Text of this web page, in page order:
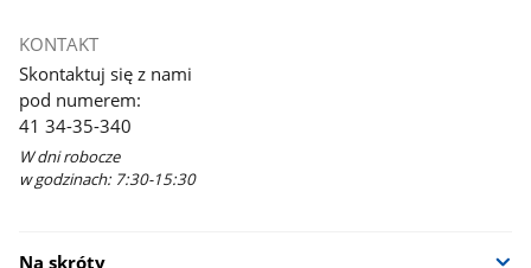
KONTAKT
Skontaktuj się z nami
pod numerem:
41 34-35-340
W dni robocze
w godzinach: 7:30-15:30
Na skróty